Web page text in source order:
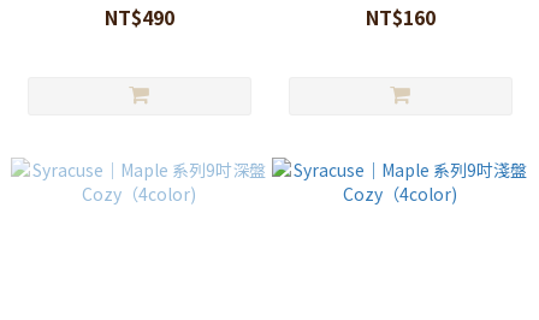
NT$490 NT$160